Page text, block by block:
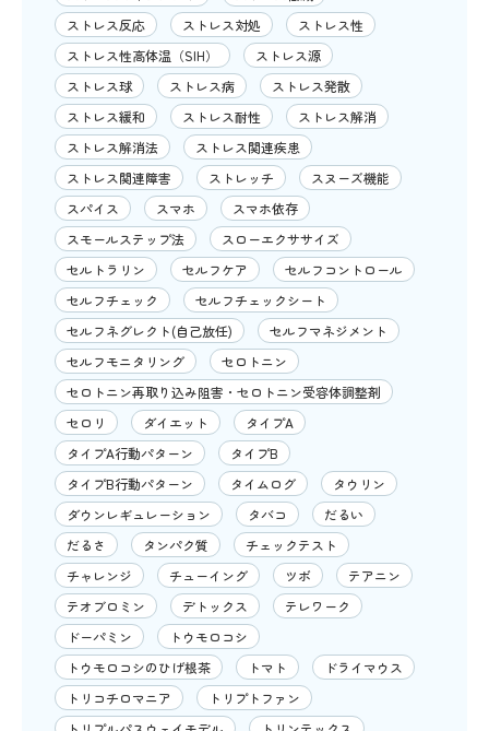
ストレス反応
ストレス対処
ストレス性
ストレス性高体温（SIH）
ストレス源
ストレス球
ストレス病
ストレス発散
ストレス緩和
ストレス耐性
ストレス解消
ストレス解消法
ストレス関連疾患
ストレス関連障害
ストレッチ
スヌーズ機能
スパイス
スマホ
スマホ依存
スモールステップ法
スローエクササイズ
セルトラリン
セルフケア
セルフコントロール
セルフチェック
セルフチェックシート
セルフネグレクト(自己放任)
セルフマネジメント
セルフモニタリング
セロトニン
セロトニン再取り込み阻害・セロトニン受容体調整剤
セロリ
ダイエット
タイプA
タイプA行動パターン
タイプB
タイプB行動パターン
タイムログ
タウリン
ダウンレギュレーション
タバコ
だるい
だるさ
タンパク質
チェックテスト
チャレンジ
チューイング ツボ
テアニン
テオブロミン
デトックス
テレワーク
ドーパミン
トウモロコシ
トウモロコシのひげ根茶
トマト
ドライマウス
トリコチロマニア
トリプトファン